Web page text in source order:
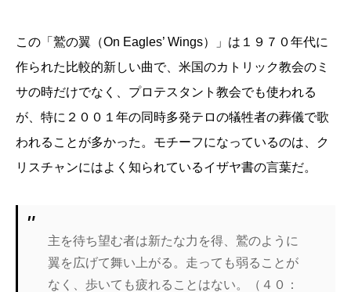
この「鷲の翼（On Eagles’ Wings）」は１９７０年代に
作られた比較的新しい曲で、米国のカトリック教会のミ
サの時だけでなく、プロテスタント教会でも使われる
が、特に２００１年の同時多発テロの犠牲者の葬儀で歌
われることが多かった。モチーフになっているのは、ク
リスチャンにはよく知られているイザヤ書の言葉だ。
主を待ち望む者は新たな力を得、鷲のように
翼を広げて舞い上がる。走っても弱ることが
なく、歩いても疲れることはない。（４０：